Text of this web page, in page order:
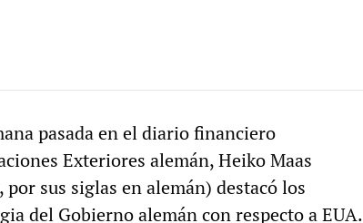
pasada en el diario financiero
Exteriores alemán, Heiko Maas
sus siglas en alemán) destacó los
del Gobierno alemán con respecto a EUA.